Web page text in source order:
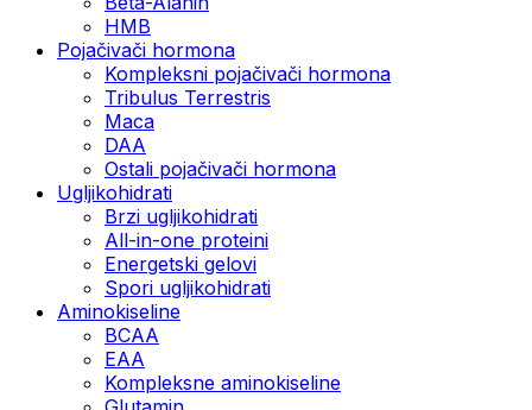
HMB
Pojačivači hormona
Kompleksni pojačivači hormona
Tribulus Terrestris
Maca
DAA
Ostali pojačivači hormona
Ugljikohidrati
Brzi ugljikohidrati
All-in-one proteini
Energetski gelovi
Spori ugljikohidrati
Aminokiseline
BCAA
EAA
Kompleksne aminokiseline